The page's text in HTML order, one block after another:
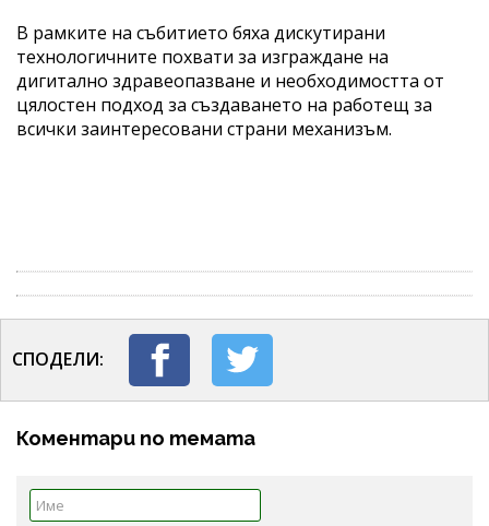
В рамките на събитието бяха дискутирани
технологичните похвати за изграждане на
дигитално здравеопазване и необходимостта от
цялостен подход за създаването на работещ за
всички заинтересовани страни механизъм.
СПОДЕЛИ:
Коментари по темата